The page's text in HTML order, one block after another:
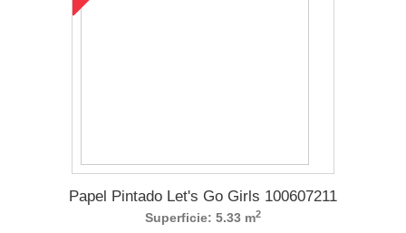
Papel Pintado Let's Go Girls 100607211
Superficie: 5.33 m2